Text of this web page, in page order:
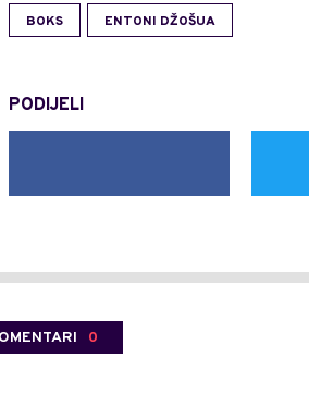
BOKS ENTONI DŽOŠUA
PODIJELI
0